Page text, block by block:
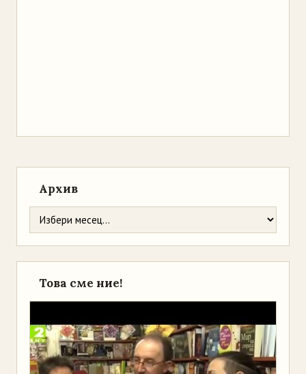
Архив
Това сме ние!